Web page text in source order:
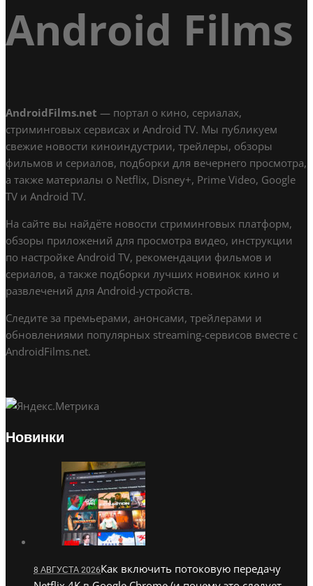
Android Films
AndroidFilms.net — портал о кино, сериалах,
стриминговых сервисах и Android TV. Мы публикуем
свежие новости киноиндустрии, трейлеры, обзоры
фильмов и сериалов, подборки для вечернего просмотра,
а также материалы о Netflix, Disney+, Prime Video, Google
TV и Android TV.
На сайте вы найдёте новости стриминговых платформ,
обзоры приложений для просмотра видео, инструкции
по настройке Android TV, рекомендации фильмов и
сериалов, а также подборки лучших новинок кино и
развлечений для Android-устройств.
Следите за премьерами, анонсами, трейлерами и
обновлениями популярных streaming-сервисов вместе с
AndroidFilms.net.
Новинки
8 АВГУСТА 2026Как включить потоковую передачу